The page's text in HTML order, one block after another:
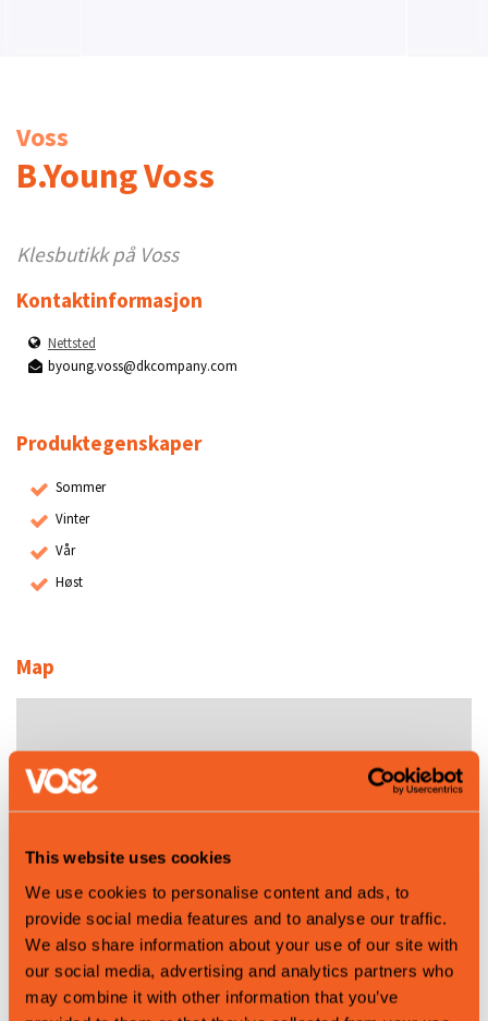
This website uses cookies
We use cookies to personalise content and ads, to
provide social media features and to analyse our traffic.
We also share information about your use of our site with
our social media, advertising and analytics partners who
may combine it with other information that you’ve
Voss
B.Young Voss
Klesbutikk på Voss
Kontaktinformasjon
Nettsted
byoung.voss@dkcompany.com
Produktegenskaper
Sommer
Vinter
Vår
Høst
Map
Leaflet OpenStreetMap contributors